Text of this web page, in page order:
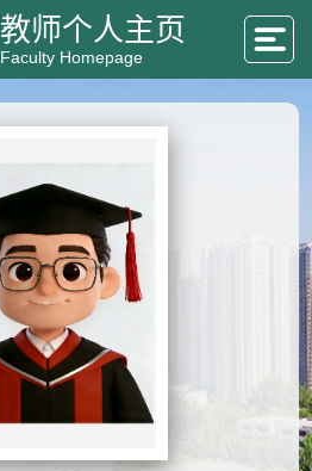
教师个人主页
Faculty Homepage